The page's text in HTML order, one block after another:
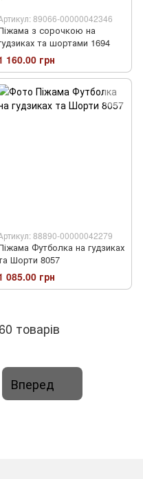
89066-00000042346
з сорочкою на
та шортами 1694
160.00 грн
88890-00000042279
Футболка на гудзиках
Шорти 8057
085.00 грн
товарів
Вперед